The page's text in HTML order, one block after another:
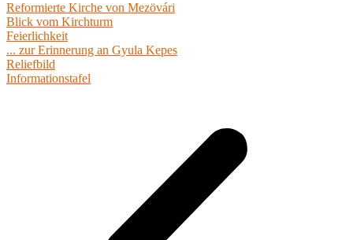
Reformierte Kirche von Mezövári
Blick vom Kirchturm
Feierlichkeit
... zur Erinnerung an Gyula Kepes
Reliefbild
Informationstafel